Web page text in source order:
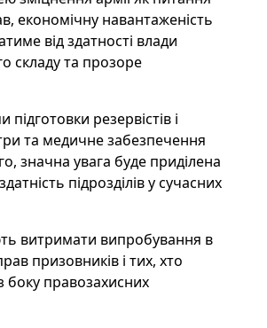
економічну навантаженість
від здатності влади
складу та прозоре
резервістів і
та медичне забезпечення
значна увага буде приділена
підрозділів у сучасних
витримати випробування в
призовників і тих, хто
боку правозахисних